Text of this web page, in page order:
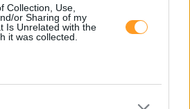
Collection, Use,
or Sharing of my
Is Unrelated with the
it was collected.
Competências